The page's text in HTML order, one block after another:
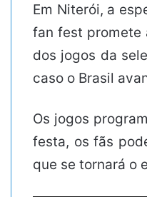
Em Niterói, a
fan fest promete
dos jogos da
caso o Brasil
Os jogos
festa, os fãs
que se tornará o